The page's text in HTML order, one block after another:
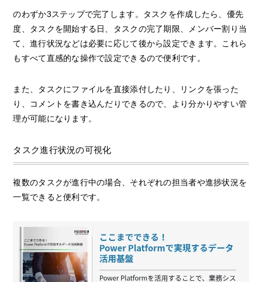
のわずか3ステップで完了します。タスクを作成したら、優先
度、タスクを開始する日、タスクの完了期限、メンバー割り当
て、進行状況などは必要に応じて後から設定できます。これら
もすべて直感的な操作で設定できるので便利です。
また、タスクにファイルを直接添付したり、リンクを張った
り、コメントを書き込んだりできるので、より分かりやすい管
理が可能になります。
タスク進行状況の可視化
複数のタスクが進行中の場合、それぞれの担当者や進捗状況を
一覧できると便利です。